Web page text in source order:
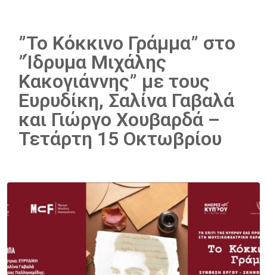
”Το Κόκκινο Γράμμα” στο
”Ίδρυμα Μιχάλης
Κακογιάννης” με τους
Ευρυδίκη, Σαλίνα Γαβαλά
και Γιώργο Χουβαρδά –
Τετάρτη 15 Οκτωβρίου